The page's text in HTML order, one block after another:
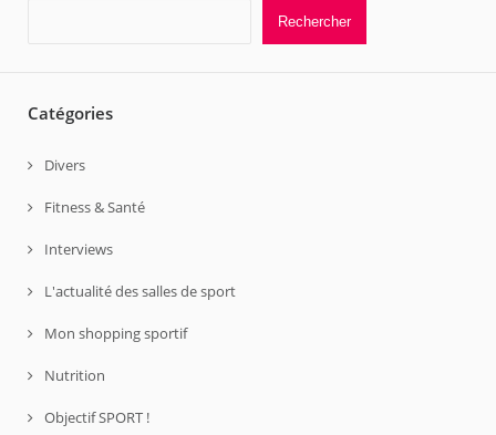
Rechercher
Catégories
Divers
Fitness & Santé
Interviews
L'actualité des salles de sport
Mon shopping sportif
Nutrition
Objectif SPORT !